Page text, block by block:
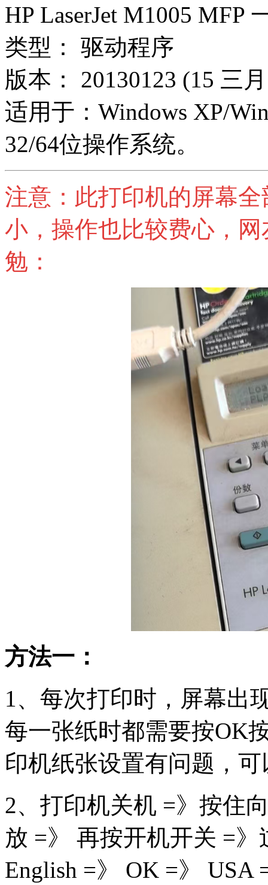
HP LaserJet M1005 MFP
类型： 驱动程序
版本： 20130123 (15 三
适用于：Windows XP/
32/64位操作系统。
注意：此打印机的屏幕
小，操作也比较费心，
勉：
方法一：
1、每次打印时，屏幕出
每一张纸时都需要按OK
印机纸张设置有问题，
2、打印机关机 =》按住
放 =》 再按开机开关 =
English =》 OK =》 USA